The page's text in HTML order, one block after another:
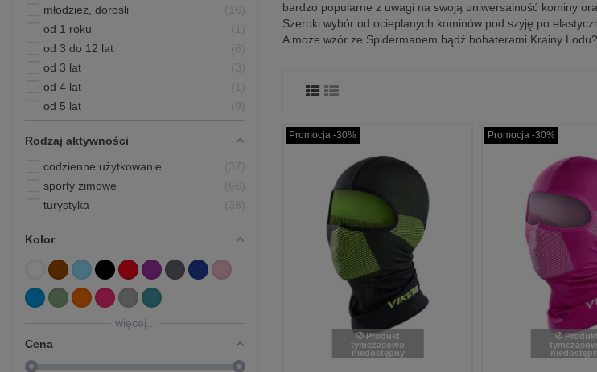
bardzo popularne z uwagi na swoją uniwersalność kominy
Szeroki wybór od ocieplanych kominów pod szyję po
A może wzór ze Spidermanem bądź bohaterami Krainy
Promocja -30%
Produkt
tymczasowo
niedostępny
Promocja -30%
Produkt
młodzież, dorośli
16
od 1 roku
od 3 do 12 lat
8
od 3 lat
3
od 4 lat
od 5 lat
9
Rodzaj aktywności
codzienne użytkowanie
37
sporty zimowe
66
turystyka
38
Kolor
więcej...
Cena